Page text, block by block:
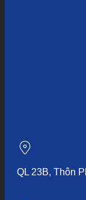
QL 23B, Thôn